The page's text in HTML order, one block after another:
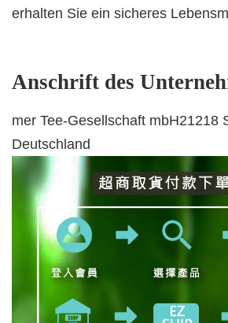
erhalten Sie ein sicheres
Anschrift des
mer Tee-Gesellschaft mbH21218
Deutschland